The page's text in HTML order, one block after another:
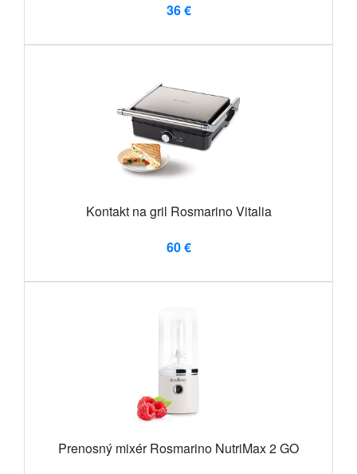
36 €
Kontakt na gril Rosmarino Vitalia
60 €
Prenosný mixér Rosmarino NutriMax 2 GO